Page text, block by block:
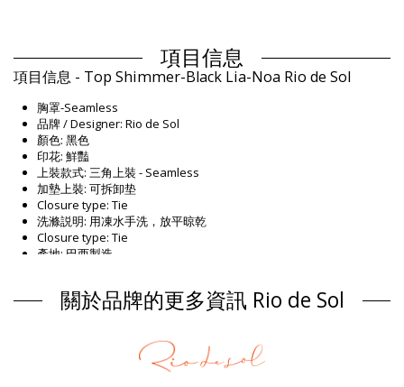
項目信息
項目信息 - Top Shimmer-Black Lia-Noa Rio de Sol
胸罩-Seamless
品牌 / Designer: Rio de Sol
顏色: 黑色
印花: 鮮豔
上裝款式: 三角上裝 - Seamless
加墊上裝: 可拆卸垫
Closure type: Tie
洗滌説明: 用凍水手洗，放平晾乾
Closure type: Tie
產地: 巴西製造
組成 / 成分
襯裏: 84% Polyamide, 16% Elastane - Oeko-Tex
關於品牌的更多資訊 Rio de Sol